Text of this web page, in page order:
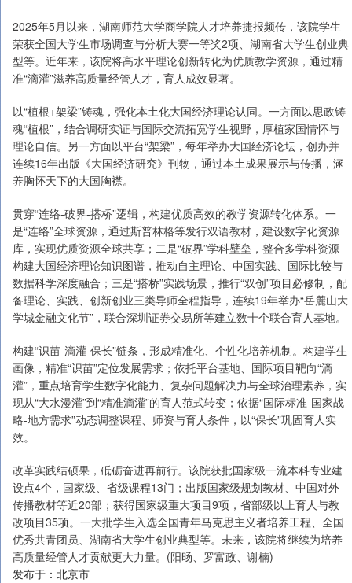
2025年5月以来，湖南师范大学商学院人才培养捷报频传，该院学生
荣获全国大学生市场调查与分析大赛一等奖2项、湖南省大学生创业典
型等。近年来，该院将高水平理论创新转化为优质教学资源，通过精
准“滴灌”滋养高质量经管人才，育人成效显著。
以“植根+架梁”铸魂，强化本土化大国经济理论认同。一方面以思政铸
魂“植根”，结合调研实证与国际交流拓宽学生视野，厚植家国情怀与
理论自信。另一方面以平台“架梁”，每年举办大国经济论坛，创办并
连续16年出版《大国经济研究》刊物，通过本土成果展示与传播，涵
养胸怀天下的大国胸襟。
贯穿“连络-破界-搭桥”逻辑，构建优质高效的教学资源转化体系。一
是“连络”全球资源，通过斯普林格等发行双语教材，建设数字化资源
库，实现优质资源全球共享；二是“破界”学科壁垒，整合多学科资源
构建大国经济理论知识图谱，推动自主理论、中国实践、国际比较与
数据科学深度融合；三是“搭桥”实践场景，推行“双创”项目必修制，配
备理论、实践、创新创业三类导师全程指导，连续19年举办“岳麓山大
学城金融文化节”，联合深圳证券交易所等建立数十个联合育人基地。
构建“识苗-滴灌-保长”链条，形成精准化、个性化培养机制。构建学生
画像，精准“识苗”定位发展需求；依托平台基地、国际项目靶向“滴
灌”，重点培育学生数字化能力、复杂问题解决力与全球治理素养，实
现从“大水漫灌”到“精准滴灌”的育人范式转变；依据“国际标准-国家战
略-地方需求”动态调整课程、师资与育人条件，以“保长”巩固育人实
效。
改革实践结硕果，砥砺奋进再前行。该院获批国家级一流本科专业建
设点4个，国家级、省级课程13门；出版国家级规划教材、中国对外
传播教材等近20部；获得国家级重大项目9项，省部级以上育人与教
改项目35项。一大批学生入选全国青年马克思主义者培养工程、全国
优秀共青团员、湖南省大学生创业典型等。未来，该院将继续为培养
高质量经管人才贡献更大力量。(阳旸、罗富政、谢楠)
发布于：北京市